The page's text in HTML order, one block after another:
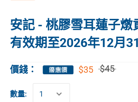
安記 - 桃膠雪耳蓮子燉
有效期至2026年12月
價錢： $35 $45
數量: